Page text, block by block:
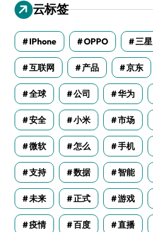
云标签
IPhone OPPO 三星
互联网 产品 京东
全球 公司 华为
安全 小米 市场
微软 怎么 手机
支持 数据 智能
未来 正式 游戏
疫情 百度 直播